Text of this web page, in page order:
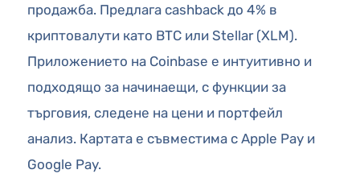
продажба. Предлага cashback до 4% в
криптовалути като BTC или Stellar (XLM).
Приложението на Coinbase е интуитивно и
подходящо за начинаещи, с функции за
търговия, следене на цени и портфейл
анализ. Картата е съвместима с Apple Pay и
Google Pay.